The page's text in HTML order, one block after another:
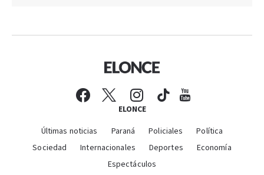
ELONCE
Últimas noticias Paraná Policiales
Política
Sociedad
Internacionales Deportes
Economía
Espectáculos